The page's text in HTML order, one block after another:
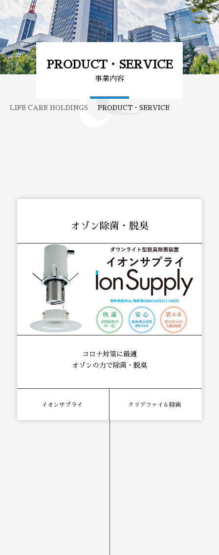
PRODUCT・SERVICE
事業内容
LIFE CARE HOLDINGS PRODUCT・SERVICE
イオンサプライ クリアファイル除菌
オゾン除菌・脱臭
コロナ対策に最適
オゾンの力で除菌・脱臭